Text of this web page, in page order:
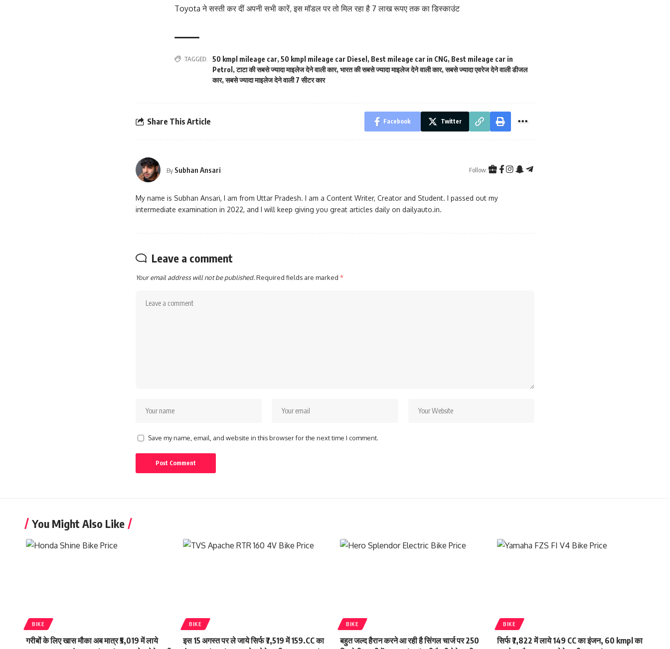
Toyota ने सस्ती कर दीं अपनी सभी कारें, इस मॉडल पर तो मिल रहा है 7 लाख रूपए तक का डिस्काउंट
TAGGED: 50 kmpl mileage car, 50 kmpl mileage car Diesel , Best mileage car in CNG, Best mileage car in
Petrol ,टाटा की सबसे ज्यादा माइलेज देने वाली कार, भारत की सबसे ज्यादा माइलेज देने वाली कार,सबसे ज्यादा एवरेज देने वाली डीजल
कार,सबसे ज्यादा माइलेज देने वाली 7 सीटर कार
Share This Article Facebook Twitter
By Subhan Ansari Follow:
My name is Subhan Ansari, I am from Uttar Pradesh. I am a Content Writer, Creator and Student. I passed out my
intermediate examination in 2022, and I will keep giving you great articles daily on dailyauto.in.
Leave a comment
Your email address will not be published.Required fields are marked *
Save my name, email, and website in this browser for the next time I comment.
You Might Also Like
BIKE
गरीबों के लिए खास मौका अब मात्र ₹5,019 में लाये
BIKE
इस 15 अगस्त पर ले जाये सिर्फ ₹7,519 में 159.CC का
BIKE
बहुत जल्द हैरान करने आ रही है सिंगल चार्ज पर 250
BIKE
सिर्फ ₹7,822 में लाये 149 CC का इंजन, 60 kmpl का